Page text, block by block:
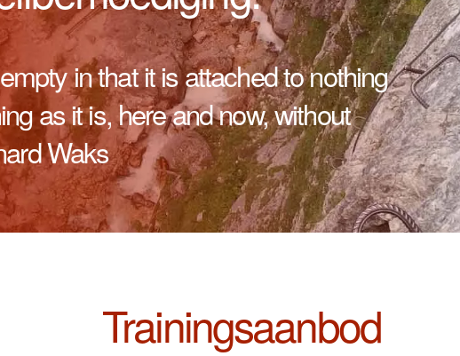
in that it is attached to nothing
as it is, here and now, without
Waks
Trainingsaanbod